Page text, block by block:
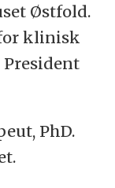
Østfold.
klinisk
PhD.